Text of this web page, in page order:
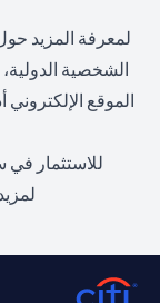
لمعرفة المزيد
الشخصية
الموقع
للاستثمار في